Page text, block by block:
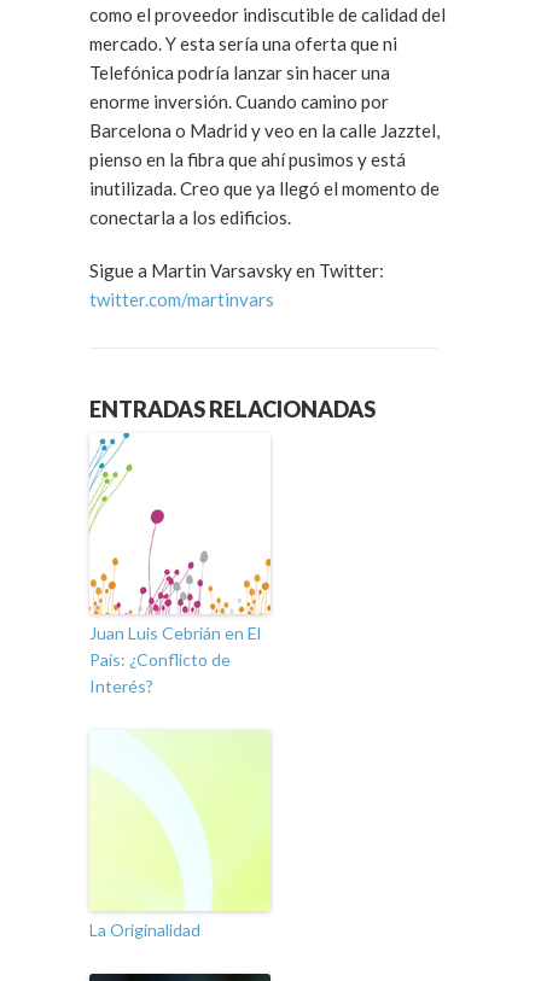
como el proveedor indiscutible de calidad del
mercado. Y esta sería una oferta que ni
Telefónica podría lanzar sin hacer una
enorme inversión. Cuando camino por
Barcelona o Madrid y veo en la calle Jazztel,
pienso en la fibra que ahí pusimos y está
inutilizada. Creo que ya llegó el momento de
conectarla a los edificios.
Sigue a Martin Varsavsky en Twitter:
twitter.com/martinvars
ENTRADAS RELACIONADAS
Juan Luis Cebrián en El
País: ¿Conflicto de
Interés?
La Originalidad